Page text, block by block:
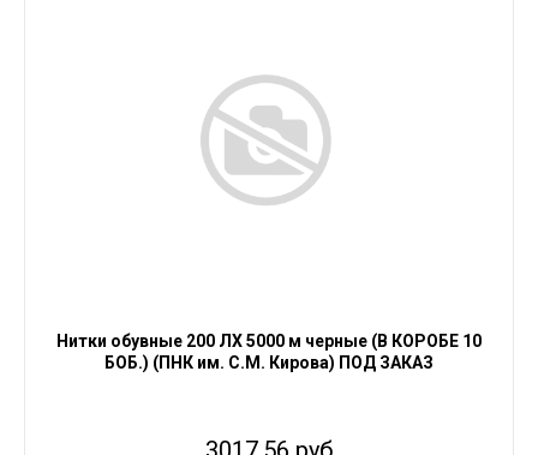
Нитки обувные 200 ЛХ 5000 м черные (В КОРОБЕ 10
БОБ.) (ПНК им. С.М. Кирова) ПОД ЗАКАЗ